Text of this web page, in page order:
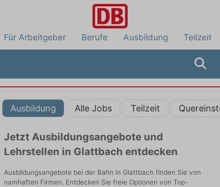
Für Arbeitgeber Berufe Ausbildung Teilzeit
Ausbildung Alle Jobs Teilzeit
Jetzt Ausbildungsangebote und
Lehrstellen in Glattbach entdecken
Ausbildungsangebote bei der Bahn in Glattbach finden Sie von
namhaften Firmen. Entdecken Sie freie Optionen von Top-